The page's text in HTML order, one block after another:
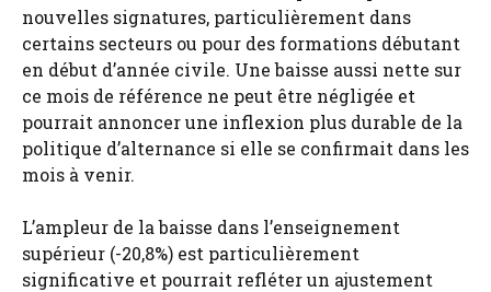
nouvelles signatures, particulièrement dans
certains secteurs ou pour des formations débutant
en début d’année civile. Une baisse aussi nette sur
ce mois de référence ne peut être négligée et
pourrait annoncer une inflexion plus durable de la
politique d’alternance si elle se confirmait dans les
mois à venir.
L’ampleur de la baisse dans l’enseignement
supérieur (-20,8%) est particulièrement
significative et pourrait refléter un ajustement